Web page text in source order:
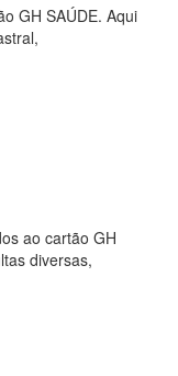
GH SAÚDE. Aqui
ao cartão GH
diversas,